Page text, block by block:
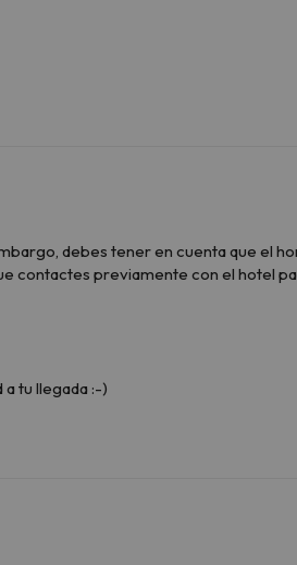
debes tener en cuenta que el
contactes previamente con el hotel
a tu llegada :-)